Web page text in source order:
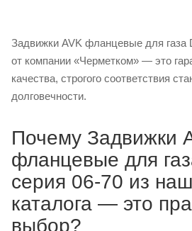
Задвижки AVK фланцевые для газа
от компании «Черметком» — это
качества, строгого соответствия
долговечности.
Почему Задвижки
фланцевые для
серия 06-70 из
каталога — это
выбор?